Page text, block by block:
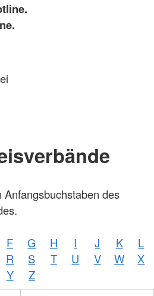
des
F G H I J K
L
R S T U V W
X
Y
Z
Foto:
DRKS